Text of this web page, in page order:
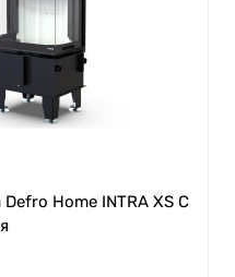
Defro Home INTRA XS С